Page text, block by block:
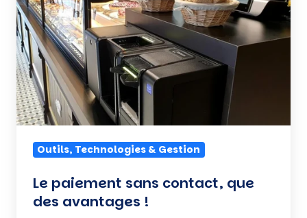
contact,
que
des
avantages
!
Outils, Technologies & Gestion
Le paiement sans contact, que
des avantages !